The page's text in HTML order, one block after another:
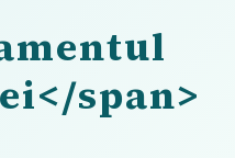
span>